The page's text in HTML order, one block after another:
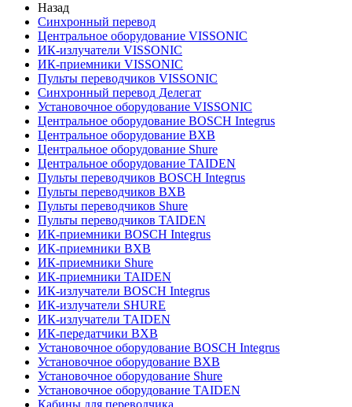
Назад
Синхронный перевод
Центральное оборудование VISSONIC
ИК-излучатели VISSONIC
ИК-приемники VISSONIC
Пульты переводчиков VISSONIC
Синхронный перевод Делегат
Установочное оборудование VISSONIC
Центральное оборудование BOSCH Integrus
Центральное оборудование BXB
Центральное оборудование Shure
Центральное оборудование TAIDEN
Пульты переводчиков BOSCH Integrus
Пульты переводчиков BXB
Пульты переводчиков Shure
Пульты переводчиков TAIDEN
ИК-приемники BOSCH Integrus
ИК-приемники BXB
ИК-приемники Shure
ИК-приемники TAIDEN
ИК-излучатели BOSCH Integrus
ИК-излучатели SHURE
ИК-излучатели TAIDEN
ИК-передатчики BXB
Установочное оборудование BOSCH Integrus
Установочное оборудование BXB
Установочное оборудование Shure
Установочное оборудование TAIDEN
Кабины для переводчика